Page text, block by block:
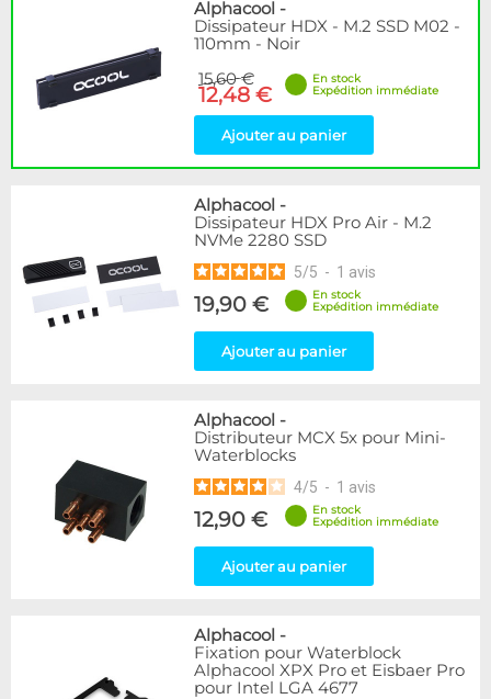
Disponibilité / Promotions
Articles en promotions
Appliquer
Alphacool -
Dissipateur HDX - M.2 SSD M02 -
110mm - Noir
15,60 €
12,48 €
En stock
Expédition immédiate
Ajouter au panier
Alphacool -
Dissipateur HDX Pro Air - M.2
NVMe 2280 SSD
5/5 - 1 avis
19,90 €
En stock
Expédition immédiate
Ajouter au panier
Alphacool -
Distributeur MCX 5x pour Mini-
Waterblocks
4/5 - 1 avis
12,90 €
En stock
Expédition immédiate
Ajouter au panier
Alphacool -
Fixation pour Waterblock
Alphacool XPX Pro et Eisbaer Pro
pour Intel LGA 4677